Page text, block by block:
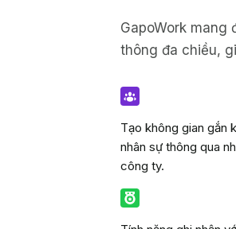
GapoWork mang
thông đa chiều,
Tạo không gian gắn
nhân sự thông qua
công ty.